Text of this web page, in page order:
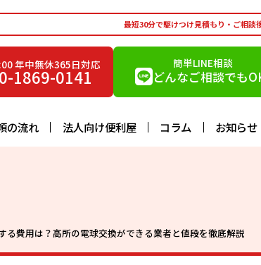
最短30分で駆けつけ見積もり・ご相談
年中無休365日対応
1869-0141
簡単LINE相談
どんなご相談でも
の流れ 法人向け便利屋 コラム お知らせ
る費用は？高所の電球交換ができる業者と値段を徹底解説